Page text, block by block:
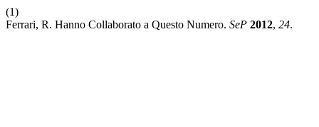
(1)
Ferrari, R. Hanno Collaborato a Questo Numero. SeP 2012, 24.